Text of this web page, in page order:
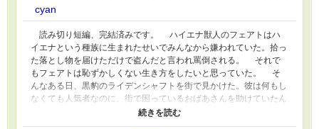
cyan
読み切り短編、完結済みです。 ハイエナ獣人のフェアトはハ
イエナという種族に生まれたせいでみんなから嫌われていた。拾っ
た落とし物を届けただけで盗んだと言われ罵倒される。 それで
もフェアトは恥ずかしくない生き方をしたいと思っていた。 そ
んなある日、黒豹のライデンシャフトを街で見かけた。彼は何もし
なくても人気者なのに、街で困っているおばあさんを助けていたん
だ。そこからフェアトはライデンシャフトのことを目で追うように